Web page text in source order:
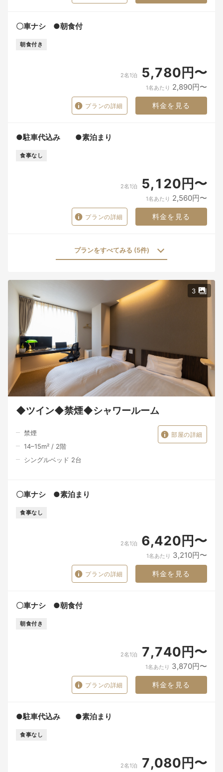
〇車ナシ ●朝食付
朝食付き
2名1泊 5,780円〜
1名あたり 2,890円〜
プランの詳細 料金を見る
●駐車代込み ●素泊まり
食事なし
2名1泊 5,120円〜
1名あたり 2,560円〜
プランの詳細 料金を見る
プランをすべてみる (5件)
3
◆ツイン◆禁煙◆シャワールーム
禁煙
14–15m² / 2階
シングルベッド 2台
部屋の詳細
〇車ナシ ●素泊まり
食事なし
2名1泊 6,420円〜
1名あたり 3,210円〜
プランの詳細 料金を見る
〇車ナシ ●朝食付
朝食付き
2名1泊 7,740円〜
1名あたり 3,870円〜
プランの詳細 料金を見る
●駐車代込み ●素泊まり
食事なし
2名1泊 7,080円〜